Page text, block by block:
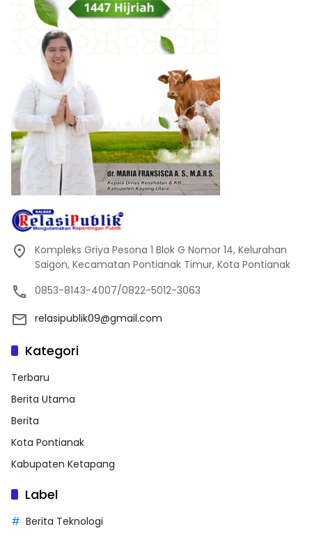
Kompleks Griya Pesona 1 Blok G Nomor 14, Kelurahan
Saigon, Kecamatan Pontianak Timur, Kota Pontianak
0853-8143-4007/0822-5012-3063
relasipublik09@gmail.com
Kategori
Terbaru
Berita Utama
Berita
Kota Pontianak
Kabupaten Ketapang
Label
Berita Teknologi